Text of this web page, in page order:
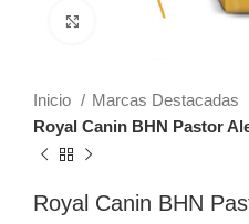
Click to enlarge
Inicio Marcas Destacadas
Royal Canin BHN Pastor
Royal Canin BHN